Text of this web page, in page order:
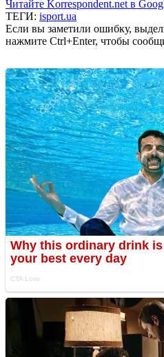
Читайте Korrespondent.net в
ТЕГИ: isport.ua
Если вы заметили ошибку,
нажмите Ctrl+Enter, чтобы